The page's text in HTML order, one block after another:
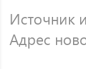
Источник
Адрес